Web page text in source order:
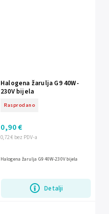
Halogena žarulja G9 40W-
230V bijela
Rasprodano
0,72 € bez PDV-a
0,90 €
Detalji
Halogena žarulja G9 40W-230V bijela